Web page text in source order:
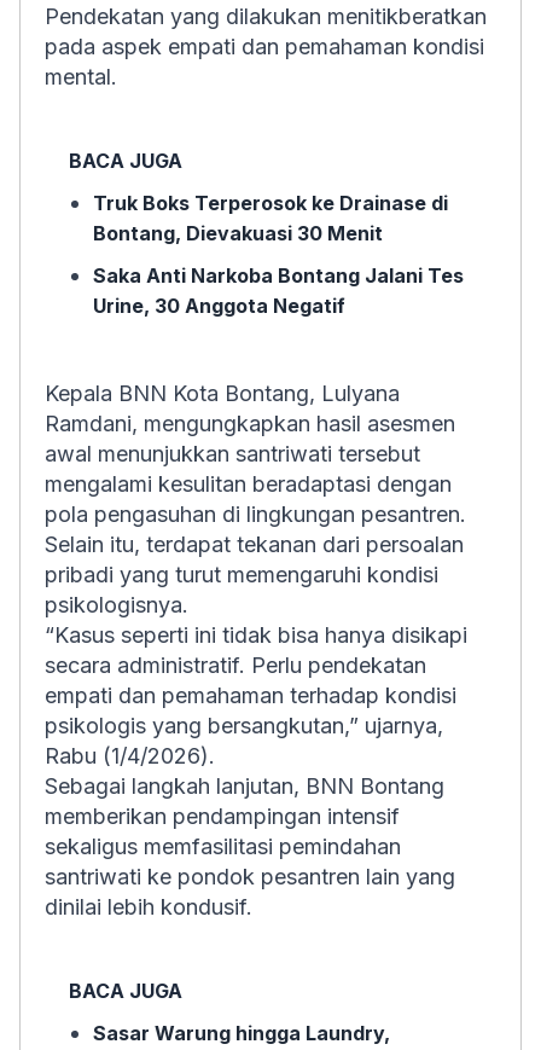
Pendekatan yang dilakukan menitikberatkan
pada aspek empati dan pemahaman kondisi
mental.
BACA JUGA
Truk Boks Terperosok ke Drainase di
Bontang, Dievakuasi 30 Menit
Saka Anti Narkoba Bontang Jalani Tes
Urine, 30 Anggota Negatif
Kepala BNN Kota Bontang, Lulyana
Ramdani, mengungkapkan hasil asesmen
awal menunjukkan santriwati tersebut
mengalami kesulitan beradaptasi dengan
pola pengasuhan di lingkungan pesantren.
Selain itu, terdapat tekanan dari persoalan
pribadi yang turut memengaruhi kondisi
psikologisnya.
“Kasus seperti ini tidak bisa hanya disikapi
secara administratif. Perlu pendekatan
empati dan pemahaman terhadap kondisi
psikologis yang bersangkutan,” ujarnya,
Rabu (1/4/2026).
Sebagai langkah lanjutan, BNN Bontang
memberikan pendampingan intensif
sekaligus memfasilitasi pemindahan
santriwati ke pondok pesantren lain yang
dinilai lebih kondusif.
BACA JUGA
Sasar Warung hingga Laundry,